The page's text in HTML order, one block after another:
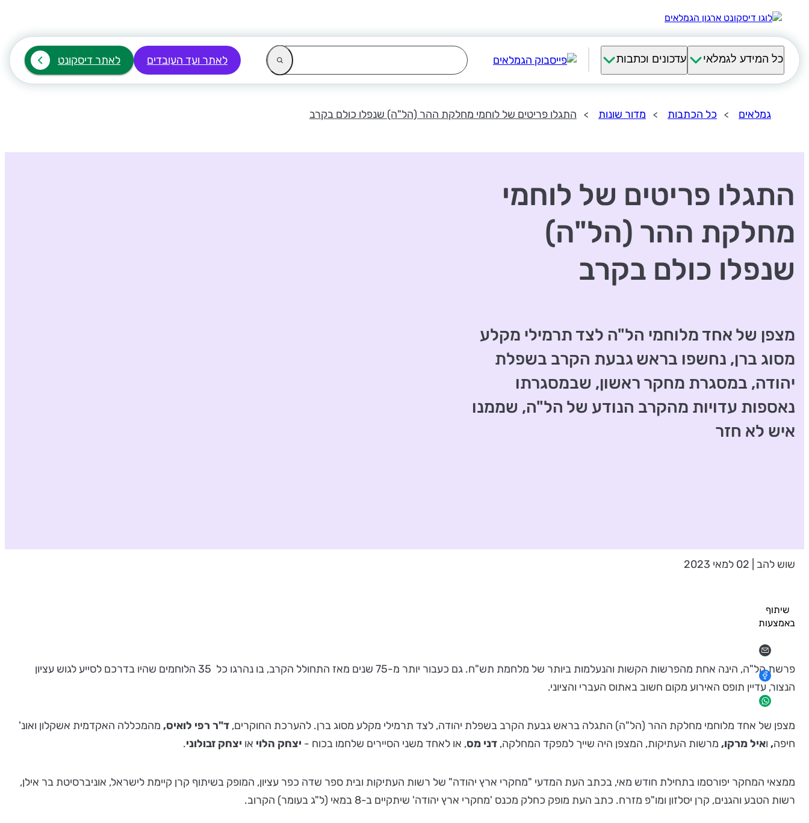
כל המידע לגמלאי עדכונים וכתבות לאתר ועד העובדים לאתר דיסקונט
גמלאים כל הכתבות מדור שונות התגלו פריטים של לוחמי מחלקת ההר (הל"ה) שנפלו כולם בקרב
התגלו פריטים של לוחמי
מחלקת ההר (הל"ה)
שנפלו כולם בקרב
מצפן של אחד מלוחמי הל"ה לצד תרמילי מקלע
מסוג ברן, נחשפו בראש גבעת הקרב בשפלת
יהודה, במסגרת מחקר ראשון, שבמסגרתו
נאספות עדויות מהקרב הנודע של הל"ה, שממנו
איש לא חזר
שוש להב | 02 למאי 2023
פרשת הל"ה, הינה אחת מהפרשות הקשות והנעלמות ביותר של מלחמת תש"ח. גם כעבור יותר מ-75 שנים מאז התחולל הקרב, בו נהרגו כל 35 הלוחמים שהיו בדרכם לסייע לגוש עציון
הנצור, עדיין תופס האירוע מקום חשוב באתוס העברי והציוני.
מצפן של אחד מלוחמי מחלקת ההר (הל"ה) התגלה בראש גבעת הקרב בשפלת יהודה, לצד תרמילי מקלע מסוג ברן. להערכת החוקרים, ד"ר רפי לואיס, מהמכללה האקדמית אשקלון ואונ'
חיפה, ואיל מרקו, מרשות העתיקות, המצפן היה שייך למפקד המחלקה, דני מס, או לאחד משני הסיירים שלחמו בכוח - יצחק הלוי או יצחק זבולוני.
ממצאי המחקר יפורסמו בתחילת חודש מאי, בכתב העת המדעי "מחקרי ארץ יהודה" של רשות העתיקות ובית ספר שדה כפר עציון, המופק בשיתוף קרן קיימת לישראל, אוניברסיטת בר אילן,
רשות הטבע והגנים, קרן יסלזון ומו"פ מזרח. כתב העת מופק כחלק מכנס 'מחקרי ארץ יהודה' שיתקיים ב-8 במאי (ל"ג בעומר) הקרוב.
שיתוף
באמצעות